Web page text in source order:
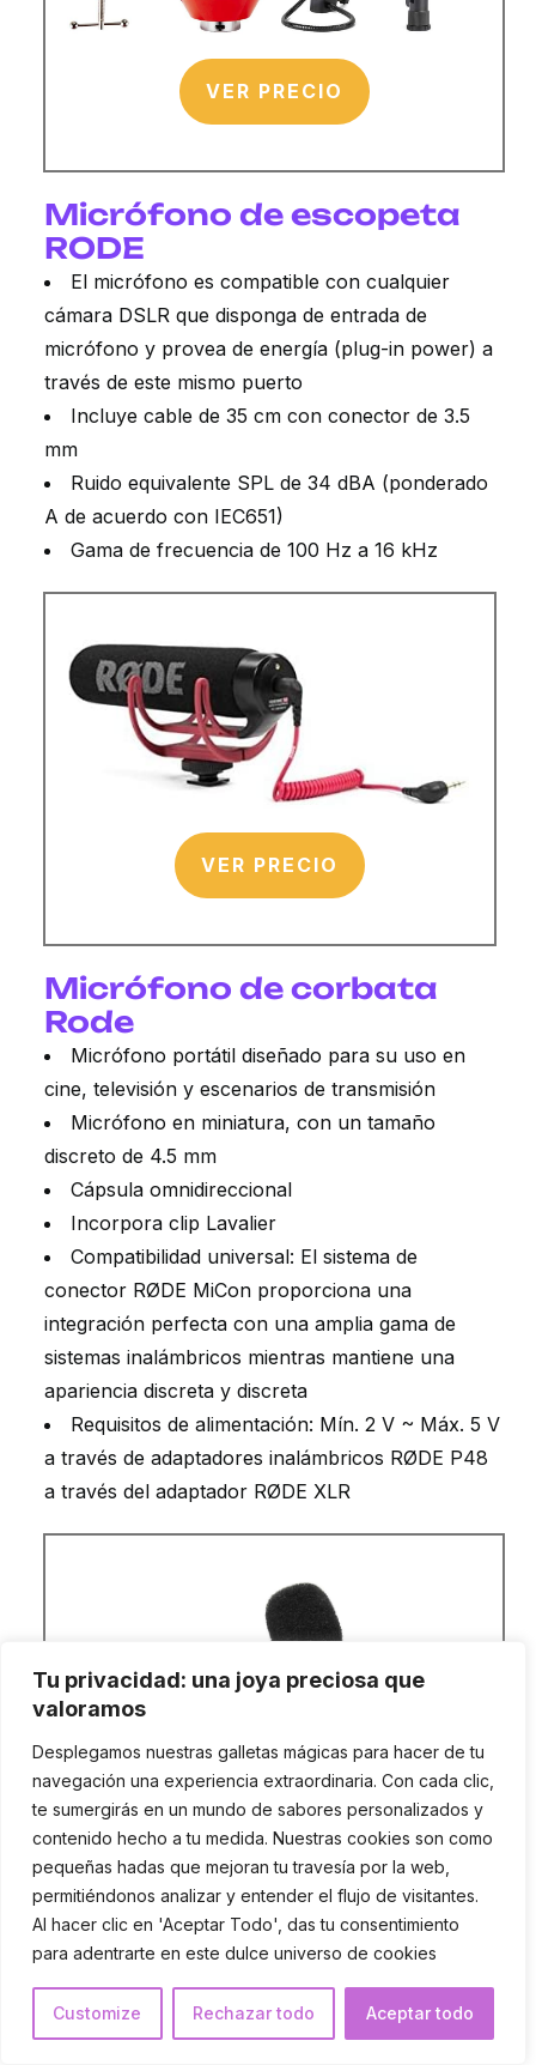
Tu privacidad: una joya preciosa que
valoramos
Desplegamos nuestras galletas mágicas para hacer de tu
navegación una experiencia extraordinaria. Con cada clic,
te sumergirás en un mundo de sabores personalizados y
contenido hecho a tu medida. Nuestras cookies son como
pequeñas hadas que mejoran tu travesía por la web,
permitiéndonos analizar y entender el flujo de visitantes.
Al hacer clic en 'Aceptar Todo', das tu consentimiento
para adentrarte en este dulce universo de cookies
Customize Rechazar todo Aceptar todo
VER PRECIO
Micrófono de escopeta
RODE
El micrófono es compatible con cualquier
cámara DSLR que disponga de entrada de
micrófono y provea de energía (plug-in power) a
través de este mismo puerto
Incluye cable de 35 cm con conector de 3.5
mm
Ruido equivalente SPL de 34 dBA (ponderado
A de acuerdo con IEC651)
Gama de frecuencia de 100 Hz a 16 kHz
VER PRECIO
Micrófono de corbata
Rode
Micrófono portátil diseñado para su uso en
cine, televisión y escenarios de transmisión
Micrófono en miniatura, con un tamaño
discreto de 4.5 mm
Cápsula omnidireccional
Incorpora clip Lavalier
Compatibilidad universal: El sistema de
conector RØDE MiCon proporciona una
integración perfecta con una amplia gama de
sistemas inalámbricos mientras mantiene una
apariencia discreta y discreta
Requisitos de alimentación: Mín. 2 V ~ Máx. 5 V
a través de adaptadores inalámbricos RØDE P48
a través del adaptador RØDE XLR
VER PRECIO